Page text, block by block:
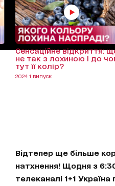
Сенсаційне відкриття:
не так з лохиною і до
тут її колір?
2024 1 випуск
Відтепер ще більше
натхнення! Щодня з
телеканалі 1+1 Україна